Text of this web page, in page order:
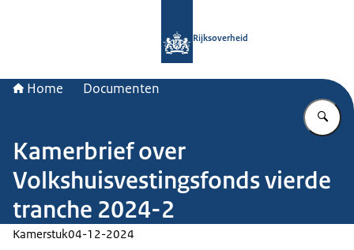
Rijksoverheid
Home Documenten
Kamerbrief over
Volkshuisvestingsfonds vierde
tranche 2024-2
Kamerstuk04-12-2024